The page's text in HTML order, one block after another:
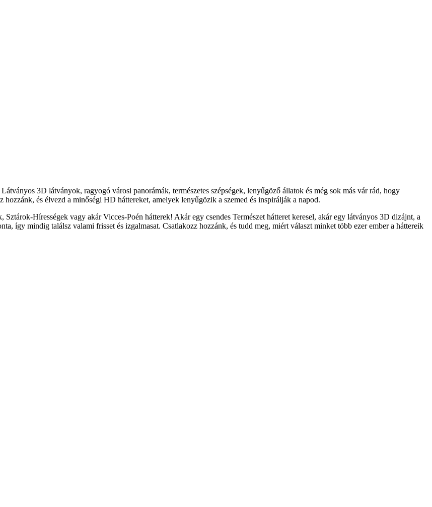
3D látványok, ragyogó városi panorámák, természetes szépségek, lenyűgöző állatok és még sok más vár rád, hogy
és élvezd a minőségi HD háttereket, amelyek lenyűgözik a szemed és inspirálják a napod.
Hírességek vagy akár Vicces-Poén hátterek! Akár egy csendes Természet hátteret keresel, akár egy látványos 3D dizájnt, a
így mindig találsz valami frisset és izgalmasat. Csatlakozz hozzánk, és tudd meg, miért választ minket több ezer ember a háttereik